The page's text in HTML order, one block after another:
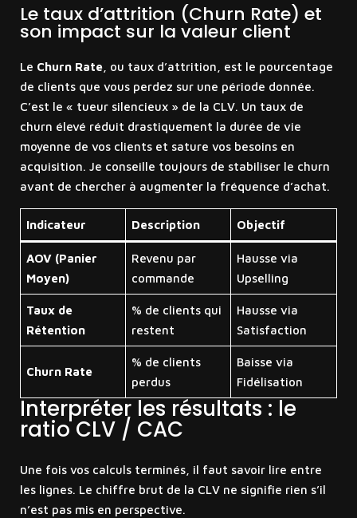
Le taux d’attrition (Churn Rate) et
son impact sur la valeur client
Le Churn Rate, ou taux d’attrition, est le pourcentage
de clients que vous perdez sur une période donnée.
C’est le « tueur silencieux » de la CLV. Un taux de
churn élevé réduit drastiquement la durée de vie
moyenne de vos clients et sature vos besoins en
acquisition. Je conseille toujours de stabiliser le churn
avant de chercher à augmenter la fréquence d’achat.
Indicateur Description Objectif
AOV (Panier
Moyen)
Revenu par
commande
Hausse via
Upselling
Taux de
Rétention
% de clients qui
restent
Hausse via
Satisfaction
Churn Rate
% de clients
perdus
Baisse via
Fidélisation
Interpréter les résultats : le
ratio CLV / CAC
Une fois vos calculs terminés, il faut savoir lire entre
les lignes. Le chiffre brut de la CLV ne signifie rien s’il
n’est pas mis en perspective.